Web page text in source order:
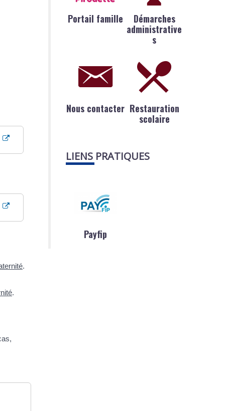
.
.
Portail famille
Démarches
administrative
s
Nous contacter Restauration
scolaire
LIENS PRATIQUES
Payfip